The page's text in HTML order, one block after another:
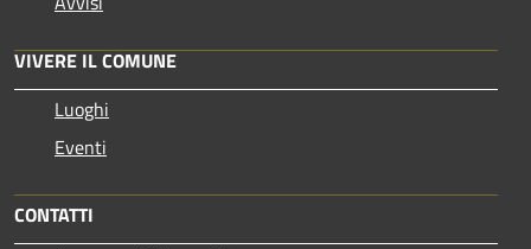
VIVERE IL COMUNE
Luoghi
Eventi
CONTATTI